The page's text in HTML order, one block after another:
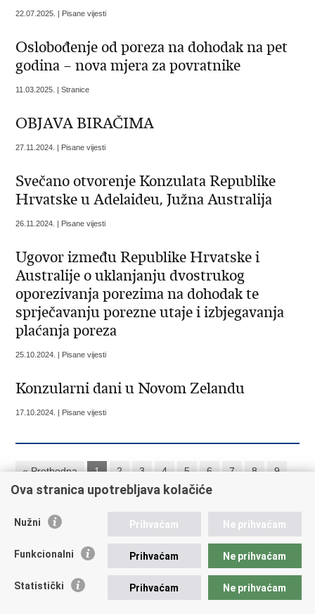
22.07.2025. | Pisane vijesti
Oslobođenje od poreza na dohodak na pet
godina – nova mjera za povratnike
11.03.2025. | Stranice
OBJAVA BIRAČIMA
27.11.2024. | Pisane vijesti
Svečano otvorenje Konzulata Republike
Hrvatske u Adelaideu, Južna Australija
26.11.2024. | Pisane vijesti
Ugovor između Republike Hrvatske i
Australije o uklanjanju dvostrukog
oporezivanja porezima na dohodak te
sprječavanju porezne utaje i izbjegavanja
plaćanja poreza
25.10.2024. | Pisane vijesti
Konzularni dani u Novom Zelandu
17.10.2024. | Pisane vijesti
« Prethodna 1 2 3 4 5 6 7 8
9
10
Sljedeća » »»
Republika Hrvatska
Trg N.Š. Zrinskog 7-8, 10000 Zagreb
Ova stranica upotrebljava kolačiće
Nužni Prihvaćam Ne prihvaćam
Funkcionalni Prihvaćam Ne prihvaćam
Statistički Prihvaćam Ne prihvaćam